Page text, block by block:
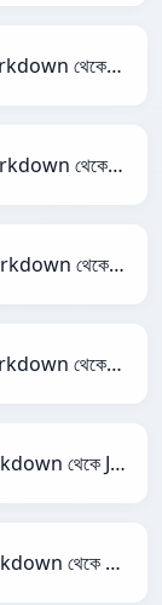
Markdown থেকে Avro
Markdown থেকে CSV
Markdown থেকে INI
Markdown থেকে JPEG
Markdown থেকে JSONLines
Markdown থেকে Markdown